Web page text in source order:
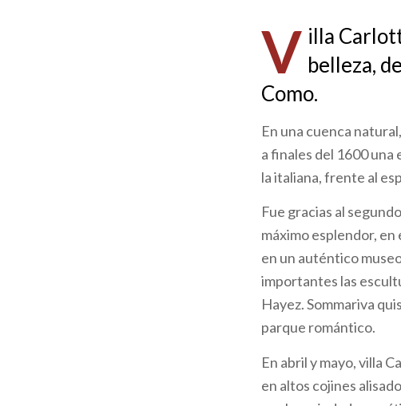
V illa
belleza,
Como.
En una cuenca
a finales del 1600
la italiana, frente al
Fue gracias al
máximo esplendor,
en un auténtico
importantes las
Hayez. Sommariva
parque romántico.
En abril y mayo, villa
en altos cojines